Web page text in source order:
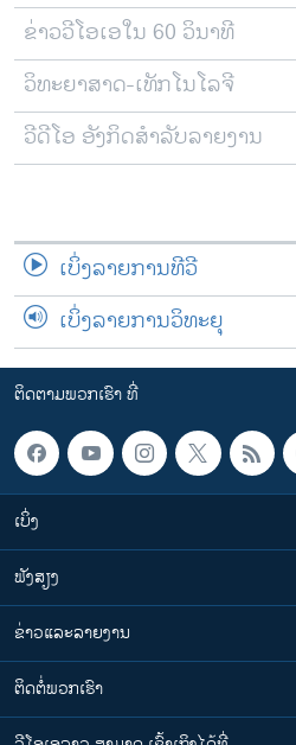
ພາສາຕ່າງໆ
ຂ່າວວີໂອເອໃນ 60 ວິນາທີ
ວິທະຍາສາດ-ເທັກໂນໂລຈີ
ວີດີໂອ ອັງກິດສຳລັບລາຍງານ
ເບິ່ງລາຍການທີວີ
ເບິ່ງລາຍການວິທະຍຸ
ຕິດຕາມພວກເຮົາ ທີ່
ເບິ່ງ
ຟັງສຽງ
ຂ່າວແລະລາຍງານ
ຕິດຕໍ່ພວກເຮົາ